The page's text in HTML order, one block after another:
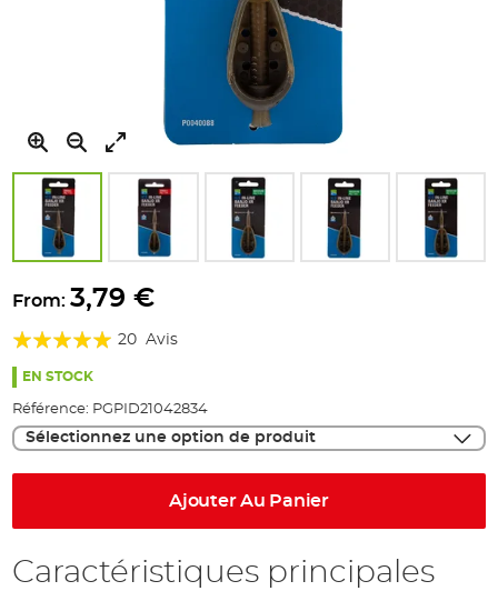
to
beginning
the
From:3,79 €
Évaluation:
100%
20Avis
EN STOCK
Référence: PGPID21042834
Sélectionnez une option de produit
Ajouter Au Panier
Caractéristiques principales